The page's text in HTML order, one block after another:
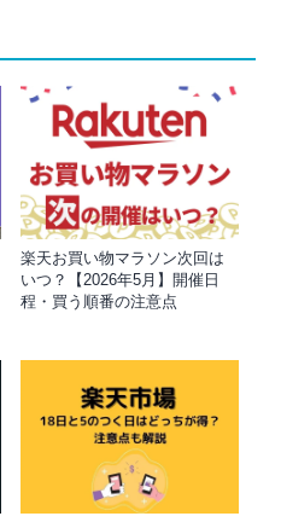
楽天お買い物マラソン次回は
いつ？【2026年5月】開催日
程・買う順番の注意点